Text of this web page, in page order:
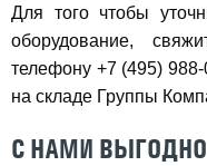
Для того чтобы
оборудование,
телефону +7 (495)
на складе Группы
С НАМИ ВЫГОДНО